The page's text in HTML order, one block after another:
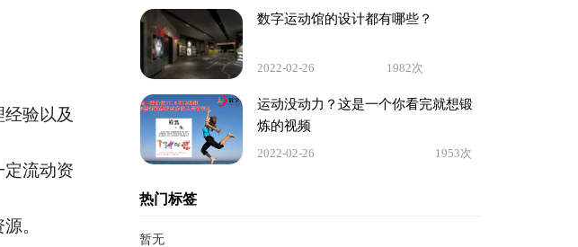
验以及
定流动资
。
数字运动馆的设计都有哪些？
2022-02-26 1982次
运动没动力？这是一个你看完就想锻
炼的视频
2022-02-26 1953次
热门标签
暂无